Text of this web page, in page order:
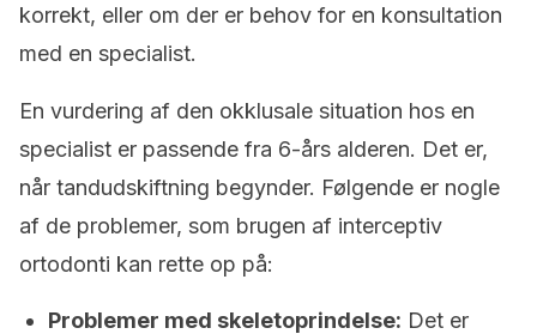
korrekt, eller om der er behov for en konsultation
med en specialist.
En vurdering af den okklusale situation hos en
specialist er passende fra 6-års alderen. Det er,
når tandudskiftning begynder. Følgende er nogle
af de problemer, som brugen af interceptiv
ortodonti kan rette op på:
Problemer med skeletoprindelse: Det er